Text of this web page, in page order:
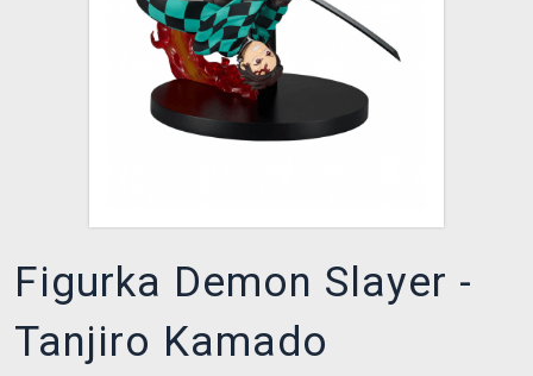
TCG & BOARDGAME HUB
VÝKUP HER (BAZAR)
Figurka Demon Slayer -
Tanjiro Kamado